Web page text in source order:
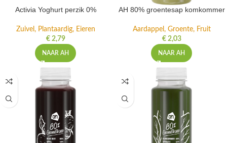
Activia Yoghurt perzik 0%
Zuivel, Plantaardig, Eieren
€2,79
NAAR AH
AH 80% groentesap komkommer
Aardappel, Groente, Fruit
€2,03
NAAR AH